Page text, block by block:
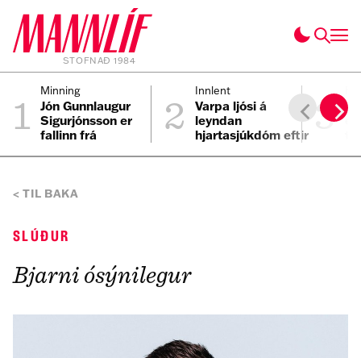
STOFNAÐ 1984
1 Minning
Jón Gunnlaugur
Sigurjónsson er
fallinn frá
2 Innlent
Varpa ljósi á
leyndan
hjartasjúkdóm eftir 3
TIL BAKA
SLÚÐUR
Bjarni ósýnilegur